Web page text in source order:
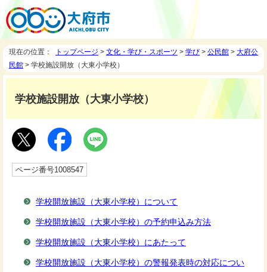
現在の位置： トップページ > 文化・学び・スポーツ > 学び > 公民館 > 大府公
民館 > 学校施設開放（大東小学校）
学校施設開放（大東小学校）
ページ番号1008547
学校開放施設（大東小学校）について
学校開放施設（大東小学校）の予約申込み方法
学校開放施設（大東小学校）にあたって
学校開放施設（大東小学校）の警報発表時の対応につい